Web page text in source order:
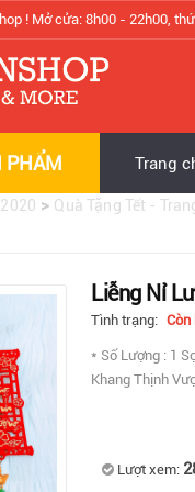
! Mở cửa: 8h00 - 22h00,
PHẨM Trang
> Quà Tặng Tết -
Liễng Nỉ
Tình trạng: Còn
* Số Lượng : 1
Khang Thịnh
Lượt xem: